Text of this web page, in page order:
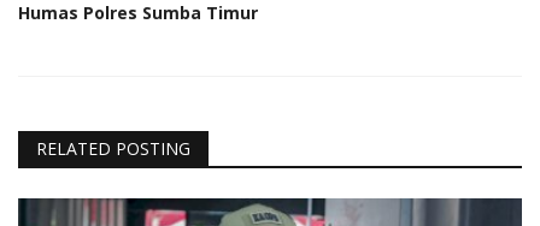
Humas Polres Sumba Timur
RELATED POSTING